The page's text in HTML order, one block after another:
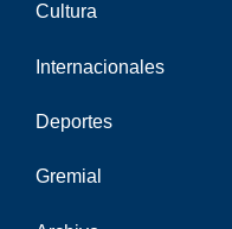
Cultura
Internacionales
Deportes
Gremial